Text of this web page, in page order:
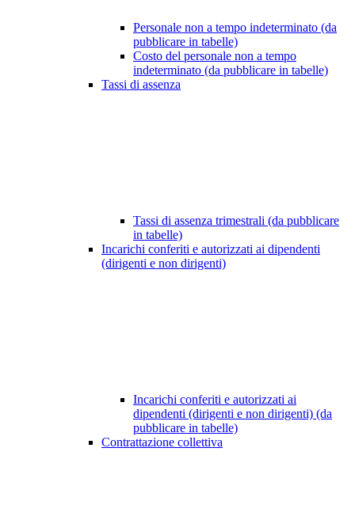
Personale non a tempo indeterminato (da
pubblicare in tabelle)
Costo del personale non a tempo
indeterminato (da pubblicare in tabelle)
Tassi di assenza
Tassi di assenza trimestrali (da pubblicare
in tabelle)
Incarichi conferiti e autorizzati ai dipendenti
(dirigenti e non dirigenti)
Incarichi conferiti e autorizzati ai
dipendenti (dirigenti e non dirigenti) (da
pubblicare in tabelle)
Contrattazione collettiva